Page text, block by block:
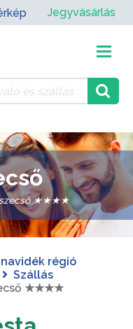
Jegyvásárlás
★★★★
régió
Szállás
★★★★